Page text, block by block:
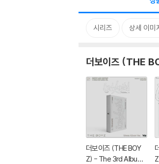
시리즈 상세 이미
더보이즈 (THE
더보이즈 (THE BOY
Z) - The 3rd Album